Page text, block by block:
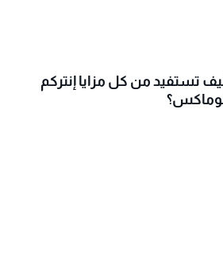
تستفيد من كل مزايا إنتركم